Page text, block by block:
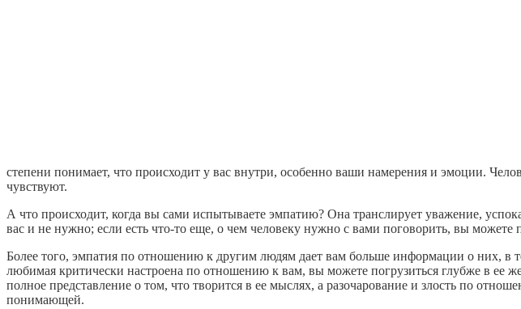
степени понимает, что происходит у вас внутри, особенно ваши намерения и эмоции.
чувствуют.
А что происходит, когда вы сами испытываете эмпатию? Она транслирует уважение,
вас и не нужно; если есть что-то еще, о чем человеку нужно с вами поговорить, вы можете
Более того, эмпатия по отношению к другим людям дает вам больше информации о них, в
любимая критически настроена по отношению к вам, вы можете погрузиться глубже в ее
полное представление о том, что творится в ее мыслях, а разочарование и злость по
понимающей.